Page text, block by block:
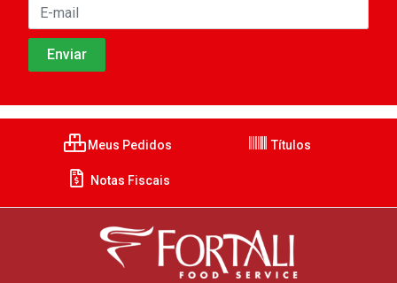
Meus Pedidos Títulos
Notas Fiscais